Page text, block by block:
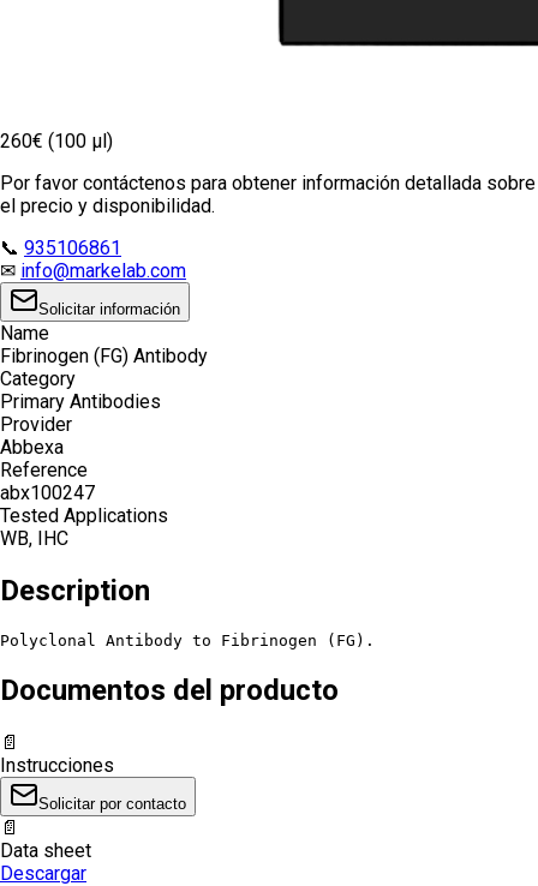
260€ (100 µl)
Por favor contáctenos para obtener información detallada sobre
el precio y disponibilidad.
📞 935106861
✉ info@markelab.com
Solicitar información
Name
Fibrinogen (FG) Antibody
Category
Primary Antibodies
Provider
Abbexa
Reference
abx100247
Tested Applications
WB, IHC
Description
Polyclonal Antibody to Fibrinogen (FG).
Documentos del producto
📄
Instrucciones
Solicitar por contacto
📄
Data sheet
Descargar